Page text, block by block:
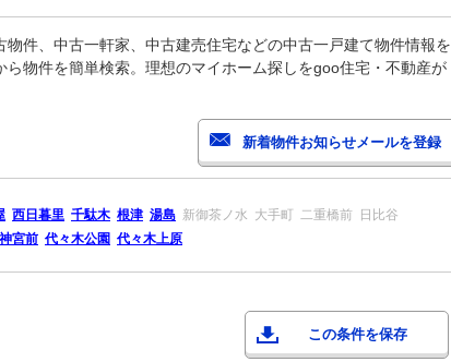
件、中古一軒家、中古建売住宅などの中古一戸建て物件情報を
物件を簡単検索。理想のマイホーム探しをgoo住宅・不動産が
西日暮里 千駄木 根津 湯島 新御茶ノ水 大手町 二重橋前
日比谷
宮前 代々木公園 代々木上原
この条件を保存